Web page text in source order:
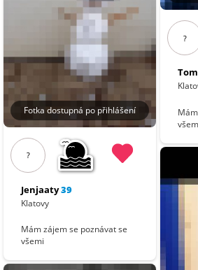
Fotka dostupná po přihlášení
?
Jenjaaty39
Klatovy
Mám zájem se poznávat se
všemi
?